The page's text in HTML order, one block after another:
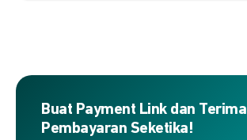
Buat Payment Link dan Terima
Pembayaran Seketika!